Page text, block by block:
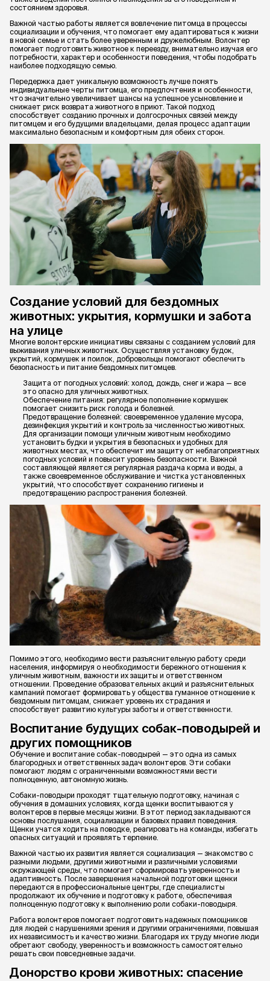
состоянием здоровья.
Важной частью работы является вовлечение питомца в процессы
социализации и обучения, что помогает ему адаптироваться к жизни
в новой семье и стать более уверенным и дружелюбным. Волонтер
помогает подготовить животное к переезду, внимательно изучая его
потребности, характер и особенности поведения, чтобы подобрать
наиболее подходящую семью.
Передержка дает уникальную возможность лучше понять
индивидуальные черты питомца, его предпочтения и особенности,
что значительно увеличивает шансы на успешное усыновление и
снижает риск возврата животного в приют. Такой подход
способствует созданию прочных и долгосрочных связей между
питомцем и его будущими владельцами, делая процесс адаптации
максимально безопасным и комфортным для обеих сторон.
Создание условий для бездомных
животных: укрытия, кормушки и забота
на улице
Многие волонтерские инициативы связаны с созданием условий для
выживания уличных животных. Осуществляя установку будок,
укрытий, кормушек и поилок, добровольцы помогают обеспечить
безопасность и питание бездомных питомцев.
Защита от погодных условий: холод, дождь, снег и жара — все
это опасно для уличных животных.
Обеспечение питания: регулярное пополнение кормушек
помогает снизить риск голода и болезней.
Предотвращение болезней: своевременное удаление мусора,
дезинфекция укрытий и контроль за численностью животных.
Для организации помощи уличным животным необходимо
установить будки и укрытия в безопасных и удобных для
животных местах, что обеспечит им защиту от неблагоприятных
погодных условий и повысит уровень безопасности. Важной
составляющей является регулярная раздача корма и воды, а
также своевременное обслуживание и чистка установленных
укрытий, что способствует сохранению гигиены и
предотвращению распространения болезней.
Помимо этого, необходимо вести разъяснительную работу среди
населения, информируя о необходимости бережного отношения к
уличным животным, важности их защиты и ответственном
отношении. Проведение образовательных акций и разъяснительных
кампаний помогает формировать у общества гуманное отношение к
бездомным питомцам, снижает уровень их страдания и
способствует развитию культуры заботы и ответственности.
Воспитание будущих собак-поводырей и
других помощников
Обучение и воспитание собак-поводырей — это одна из самых
благородных и ответственных задач волонтеров. Эти собаки
помогают людям с ограниченными возможностями вести
полноценную, автономную жизнь.
Собаки-поводыри проходят тщательную подготовку, начиная с
обучения в домашних условиях, когда щенки воспитываются у
волонтеров в первые месяцы жизни. В этот период закладываются
основы послушания, социализации и базовых правил поведения.
Щенки учатся ходить на поводке, реагировать на команды, избегать
опасных ситуаций и проявлять терпение.
Важной частью их развития является социализация — знакомство с
разными людьми, другими животными и различными условиями
окружающей среды, что помогает сформировать уверенность и
адаптивность. После завершения начальной подготовки щенки
передаются в профессиональные центры, где специалисты
продолжают их обучение и подготовку к работе, обеспечивая
полноценную подготовку к выполнению роли собаки-поводыря.
Работа волонтеров помогает подготовить надежных помощников
для людей с нарушениями зрения и другими ограничениями, повышая
их независимость и качество жизни. Благодаря их труду многие люди
обретают свободу, уверенность и возможность самостоятельно
решать свои повседневные задачи.
Донорство крови животных: спасение